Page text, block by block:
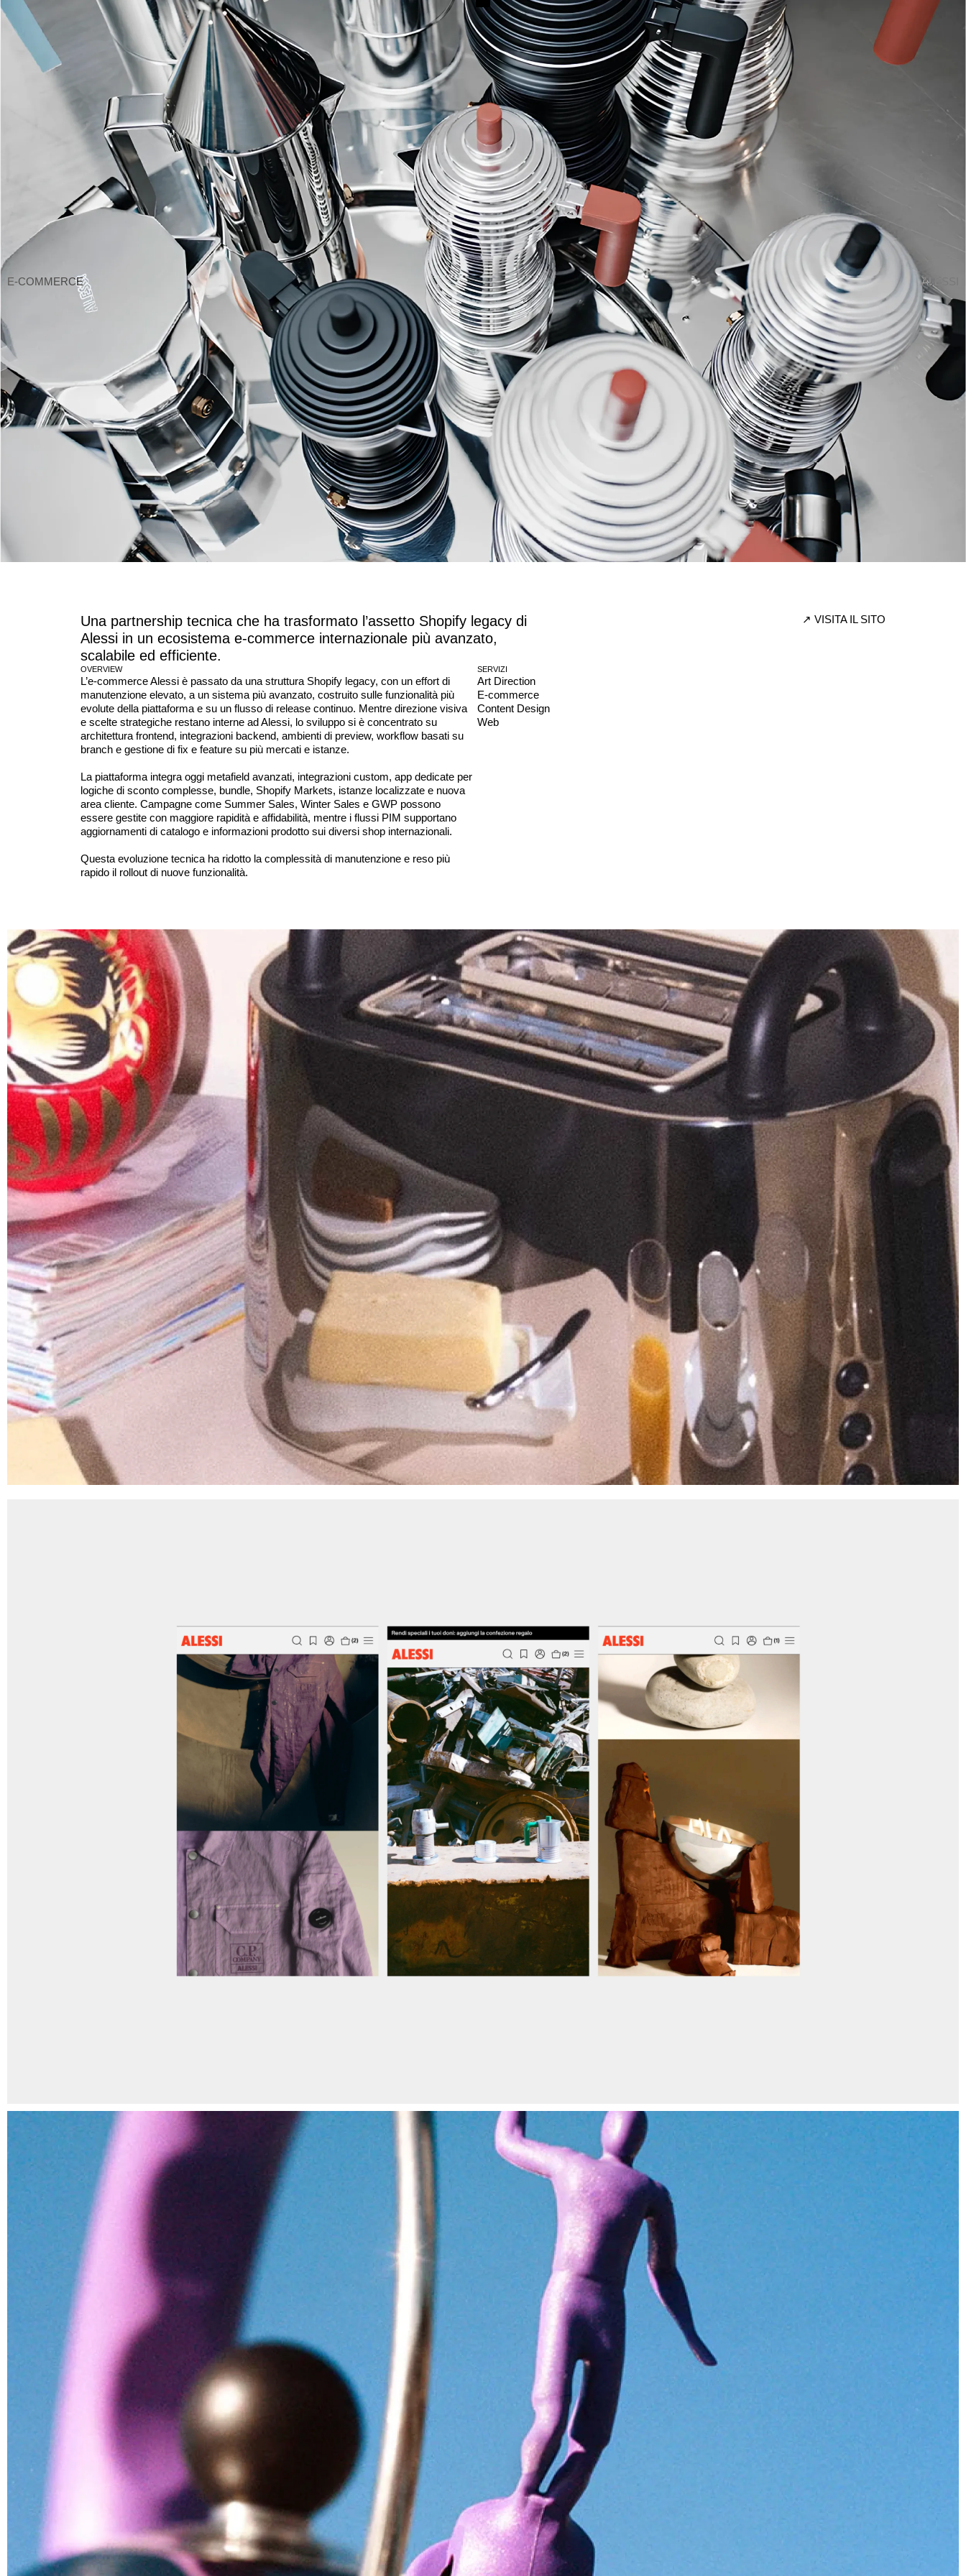
E-COMMERCE ALESSI TUTTI I LAVORI
E-COMMERCE ALESSI
Una partnership tecnica che ha trasformato l’assetto Shopify legacy di
Alessi in un ecosistema e-commerce internazionale più avanzato,
scalabile ed efficiente.
OVERVIEW
L’e-commerce Alessi è passato da una struttura Shopify legacy, con un effort di
manutenzione elevato, a un sistema più avanzato, costruito sulle funzionalità più
evolute della piattaforma e su un flusso di release continuo. Mentre direzione visiva
e scelte strategiche restano interne ad Alessi, lo sviluppo si è concentrato su
architettura frontend, integrazioni backend, ambienti di preview, workflow basati su
branch e gestione di fix e feature su più mercati e istanze.
La piattaforma integra oggi metafield avanzati, integrazioni custom, app dedicate per
logiche di sconto complesse, bundle, Shopify Markets, istanze localizzate e nuova
area cliente. Campagne come Summer Sales, Winter Sales e GWP possono
essere gestite con maggiore rapidità e affidabilità, mentre i flussi PIM supportano
aggiornamenti di catalogo e informazioni prodotto sui diversi shop internazionali.
Questa evoluzione tecnica ha ridotto la complessità di manutenzione e reso più
rapido il rollout di nuove funzionalità.
SERVIZI
Art Direction
E-commerce
Content Design
Web
↗ VISITA IL SITO